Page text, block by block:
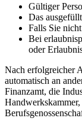
Gültiger
Das
Falls Sie
Bei
oder
Nach erfolgreicher
automatisch an
Finanzamt, die